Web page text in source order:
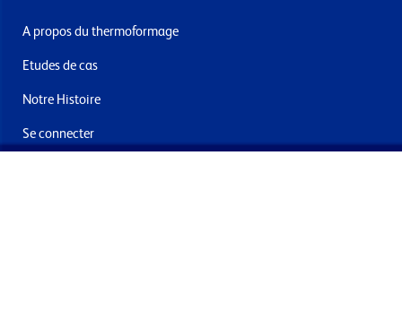
A propos du thermoformage
Etudes de cas
Notre Histoire
Se connecter